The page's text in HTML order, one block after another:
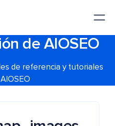
de AIOSEO
de referencia y tutoriales